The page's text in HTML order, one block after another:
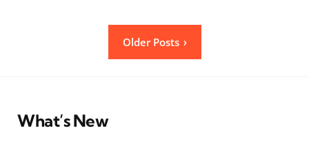
Older Posts
What’s New